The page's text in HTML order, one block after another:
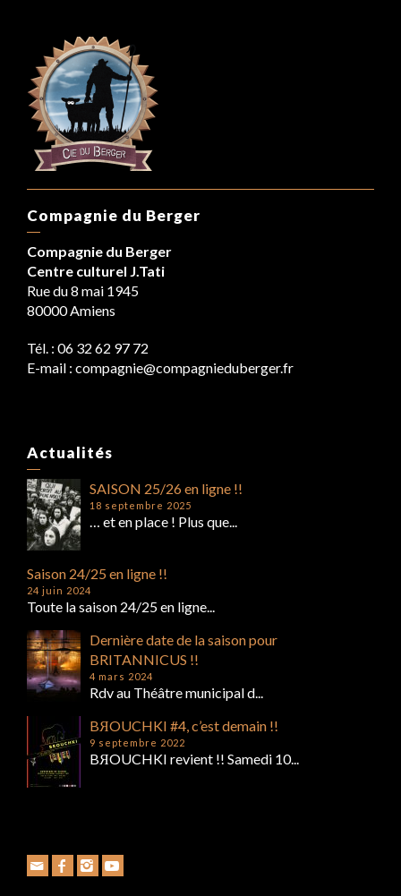
Compagnie du Berger
Compagnie du Berger
Centre culturel J.Tati
Rue du 8 mai 1945
80000 Amiens
Tél. : 06 32 62 97 72
E-mail : compagnie@compagnieduberger.fr
Actualités
SAISON 25/26 en ligne !!
18 septembre 2025
… et en place ! Plus que...
Saison 24/25 en ligne !!
24 juin 2024
Toute la saison 24/25 en ligne...
Dernière date de la saison pour
BRITANNICUS !!
4 mars 2024
Rdv au Théâtre municipal d...
BЯOUCHKI #4, c’est demain !!
9 septembre 2022
BЯOUCHKI revient !! Samedi 10...